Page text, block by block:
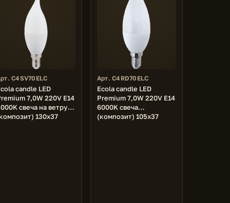
C4SV70ELC
candle LED
7,0W 220V E14
свеча на ветру
130x37
Арт. C4RD70ELC
Ecola candle LED
Premium 7,0W 220V E14
6000K свеча
(композит) 105x37